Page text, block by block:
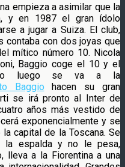
empieza a asimilar que la
y en 1987 el gran ídolo
a jugar a Suiza. El club,
contaba con dos joyas que
mítico número 10. Nicola
Baggio coge el 10 y el
luego se va a la
Baggio hacen su gran
se irá pronto al Inter de
años más vestido de
exponencialmente y se
capital de la Toscana. Se
espalda y no le pesa,
lleva a la Fiorentina a una